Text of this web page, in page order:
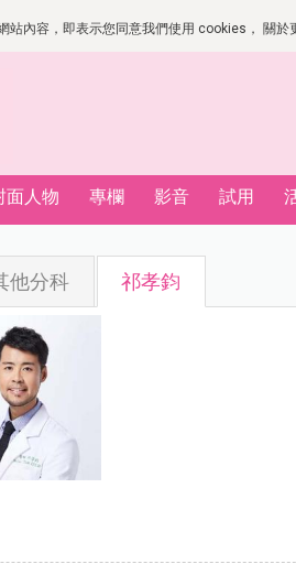
內容，即表示您同意我們使用 cookies， 關
面人物 專欄 影音 試用
他分科 祁孝鈞